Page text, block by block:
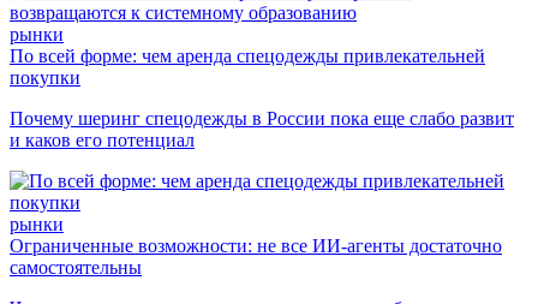
рынки
По всей форме: чем аренда спецодежды привлекательней
покупки
Почему шеринг спецодежды в России пока еще слабо развит
и каков его потенциал
рынки
Ограниченные возможности: не все ИИ-агенты достаточно
самостоятельны